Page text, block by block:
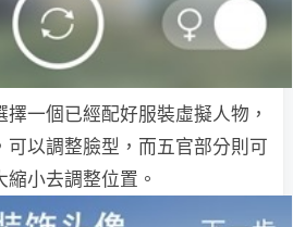
一個已經配好服裝虛擬人物，
可以調整臉型，而五官部分則可
小去調整位置。